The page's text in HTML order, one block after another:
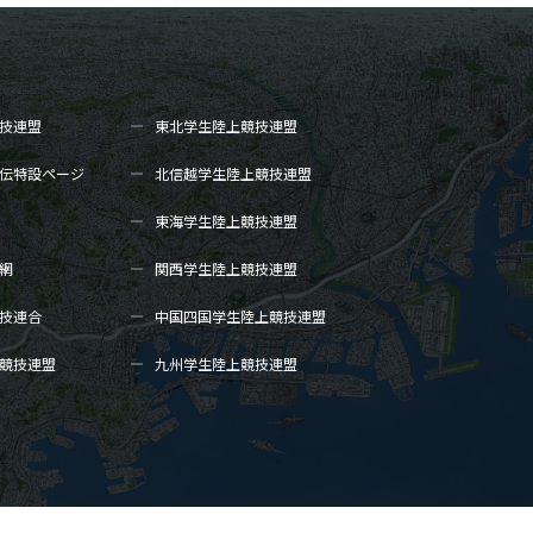
連盟 東北学生陸上競技連盟
特設ページ 北信越学生陸上競技連盟
東海学生陸上競技連盟
関西学生陸上競技連盟
連合 中国四国学生陸上競技連盟
技連盟 九州学生陸上競技連盟